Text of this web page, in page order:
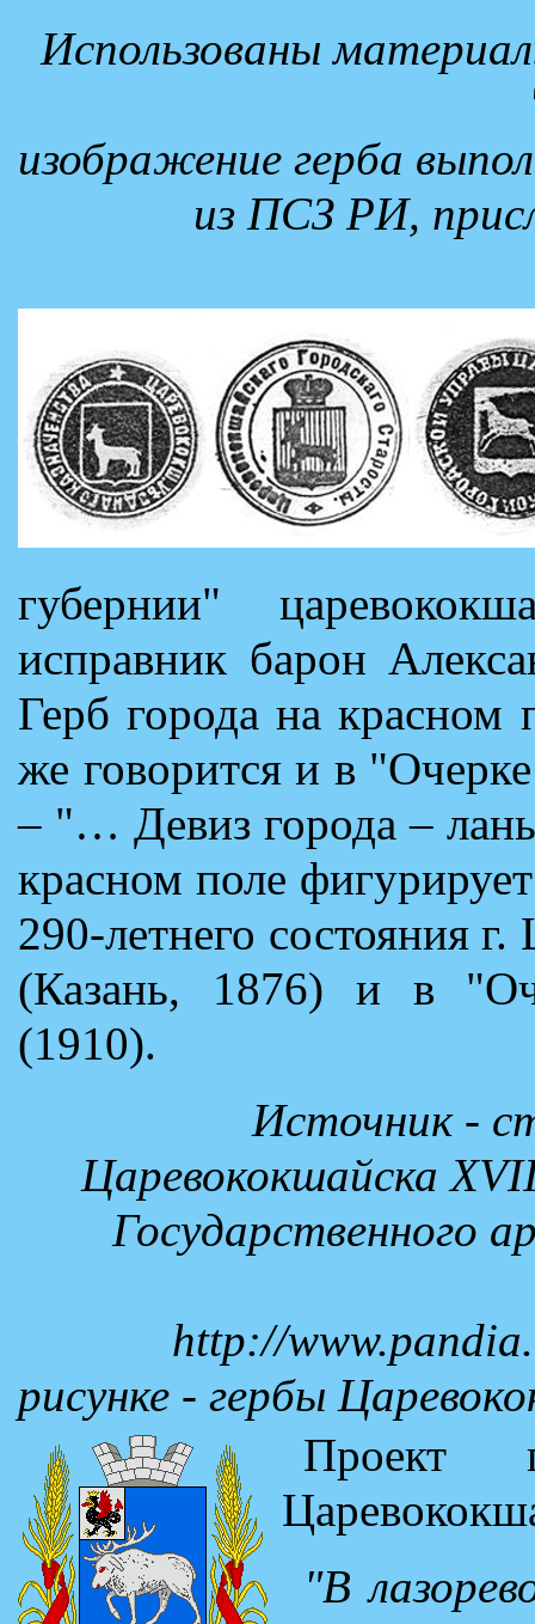
Использованы
изображение герба
из ПСЗ РИ,
губернии"
исправник барон
Герб города на
же говорится и в
– "… Девиз города –
красном поле
290-летнего состояния
(Казань, 1876) и в
(1910).
Источник -
Царевококшайска
Государственного
http://
рисунке - гербы
Проект
"В